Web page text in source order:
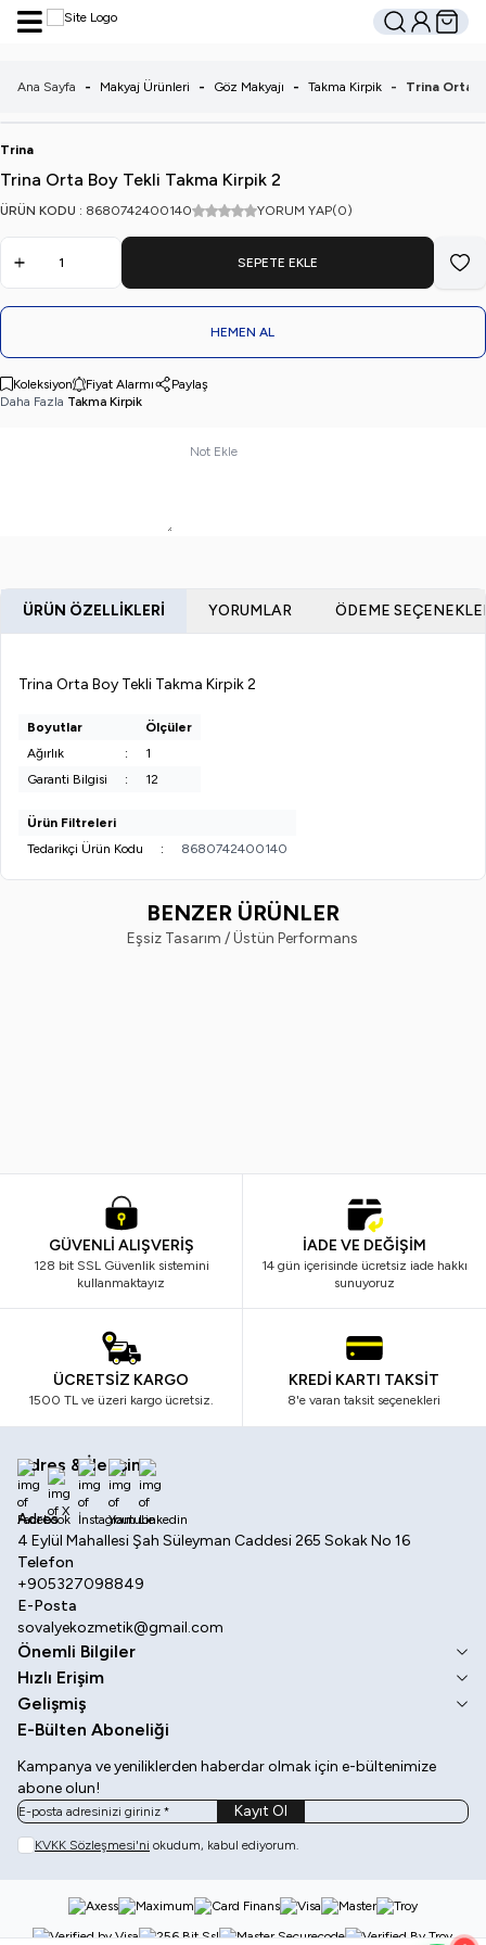
Hesabım
Sepetim
Ana Sayfa - Makyaj Ürünleri - Göz Makyajı - Takma Kirpik - Trina Orta
Trina
Trina Orta Boy Tekli Takma Kirpik 2
ÜRÜN KODU : 8680742400140 YORUM YAP(0)
SEPETE EKLE
HEMEN AL
Koleksiyon Fiyat Alarmı
Paylaş
Daha Fazla Takma Kirpik
Not Ekle
ÜRÜN ÖZELLIKLERI YORUMLAR ÖDEME
Trina Orta Boy Tekli Takma Kirpik 2
Boyutlar
Ölçüler
Ağırlık
:
1
Garanti Bilgisi
: 12
Ürün Filtreleri
Tedarikçi Ürün Kodu
: 8680742400140
BENZER ÜRÜNLER
Eşsiz Tasarım / Üstün Performans
GÜVENLİ ALIŞVERİŞ
128 bit SSL Güvenlik sistemini
kullanmaktayız
İADE VE DEĞİŞİM
14 gün içerisinde ücretsiz iade hakkı
sunuyoruz
ÜCRETSİZ KARGO
1500 TL ve üzeri kargo ücretsiz.
KREDİ KARTI TAKSİT
8'e varan taksit seçenekleri
Adres & İletişim
Adres
4 Eylül Mahallesi Şah Süleyman Caddesi 265 Sokak No 16
Telefon
+905327098849
E-Posta
sovalyekozmetik@gmail.com
Facebook
X İnstagram
Youtube
Önemli Bilgiler
Hızlı Erişim
Gelişmiş
E-Bülten Aboneliği
Kampanya ve yeniliklerden haberdar olmak için e-bültenimize
abone olun!
Kayıt Ol
KVKK Sözleşmesi'ni okudum, kabul ediyorum.